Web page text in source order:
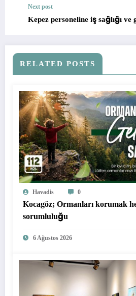
Next post
Kepez personeline iş sağlığı
RELATED POSTS
Havadis 0
Kocagöz; Ormanları korumak
sorumluluğu
6 Ağustos 2026